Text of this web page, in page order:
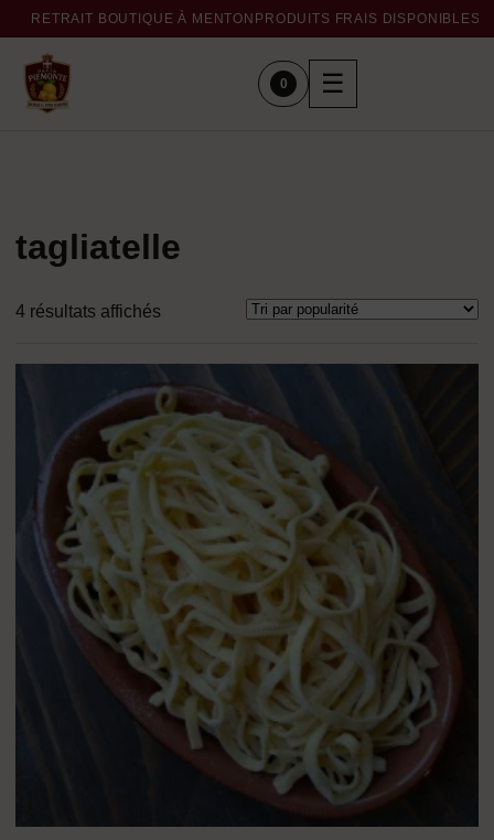
RETRAIT BOUTIQUE À MENTON PRODUITS FRAIS DISPONIBLES
0 ☰
tagliatelle
4 résultats affichésTrié
popularité